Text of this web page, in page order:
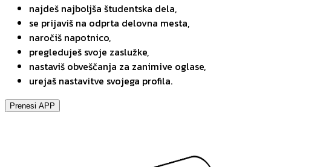
najdeš najboljša študentska dela,
se prijaviš na odprta delovna mesta,
naročiš napotnico,
pregleduješ svoje zaslužke,
nastaviš obveščanja za zanimive oglase,
urejaš nastavitve svojega profila.
Prenesi APP